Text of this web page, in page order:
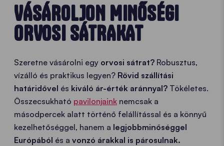
VÁSÁROLJON MINŐSÉGI
ORVOSI SÁTRAKAT
Szeretne vásárolni egy orvosi sátrat? Robusztus,
vízálló és praktikus legyen? Rövid szállítási
határidővel és kiváló ár-érték aránnyal? Tökéletes.
Összecsukható pavilonjaink nemcsak a
másodpercek alatt történő felállítással és a könnyű
kezelhetőséggel, hanem a legjobbminőséggel
Európából és a vonzó árakkal is párosulnak.